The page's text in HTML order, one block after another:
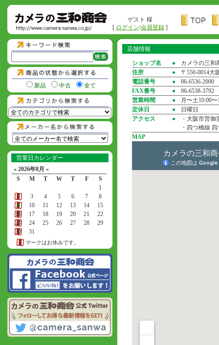
ゲスト 様
[ ログイン/会員登録]
新品 中古 全て
営業日カレンダー
« 2026年8月 »
S
M T W T F
S
1
2
3 4 5 6 7
8
9
10 11 12 13 14
15
16
17 18 19 20 21
22
23
24 25 26 27 28
29
30
31
マークはお休みです。
店舗情報
ショップ名 ●
カメラの三和
住所
●
〒550-0014大
電話番号
●
06-6536-2000
FAX番号
●
06-6538-3792
営業時間
●
月〜土10:00
定休日
●
日曜日
アクセス
●
・大阪市営
・四つ橋線
MAP